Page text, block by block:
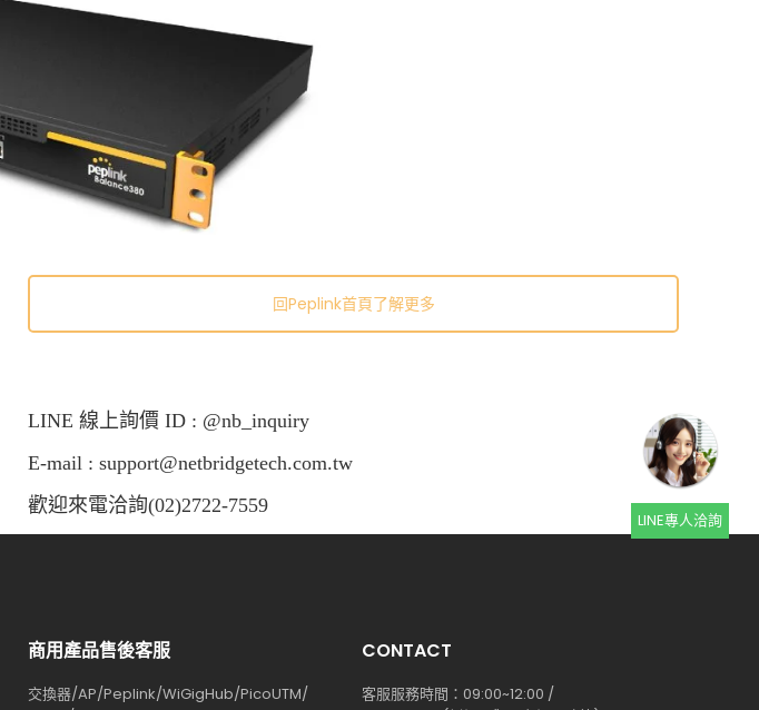
回Peplink首頁了解更多
LINE 線上詢價 ID : @nb_inquiry
E-mail : support@netbridgetech.com.tw
歡迎來電洽詢(02)2722-7559
商用產品售後客服
交換器/AP/Peplink/WiGigHub/PicoUTM/
CONTACT
客服服務時間：09:00~12:00 /
LINE專人洽詢